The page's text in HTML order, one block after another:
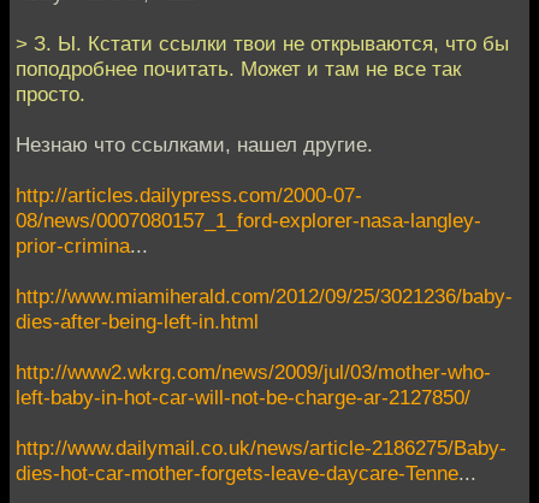
> З. Ы. Кстати ссылки твои не открываются, что бы
поподробнее почитать. Может и там не все так
просто.
Незнаю что ссылками, нашел другие.
http://articles.dailypress.com/2000-07-
08/news/0007080157_1_ford-explorer-nasa-langley-
prior-crimina...
http://www.miamiherald.com/2012/09/25/3021236/baby-
dies-after-being-left-in.html
http://www2.wkrg.com/news/2009/jul/03/mother-who-
left-baby-in-hot-car-will-not-be-charge-ar-2127850/
http://www.dailymail.co.uk/news/article-2186275/Baby-
dies-hot-car-mother-forgets-leave-daycare-Tenne...